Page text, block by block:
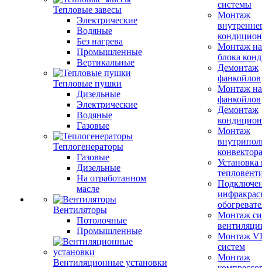
Тепловые завесы
Электрические
Водяные
Без нагрева
Промышленные
Вертикальные
Тепловые пушки
Дизельные
Электрические
Водяные
Газовые
Теплогенераторы
Газовые
Дизельные
На отработанном
масле
Вентиляторы
Потолочные
Промышленные
Вентиляционные установки
системы
Монтаж
Монтаж
блока
Демонтаж
фанкойлов
Монтаж
фанкойлов
Демонтаж
Монтаж
конвектора
Установка
Монтаж
Монтаж
систем
Монтаж